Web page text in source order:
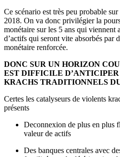
Ce scénario est très peu probable
2018. On va donc privilégier la
monétaire sur les 5 ans qui viennent
d’actifs qui seront vite absorbés par
monétaire renforcée.
DONC SUR UN HORIZON
EST DIFFICILE
KRACHS TRADITIONNELS
Certes les catalyseurs de violents
présents
Deconnexion de plus en plus
valeur de actifs
Des banques centrales avec